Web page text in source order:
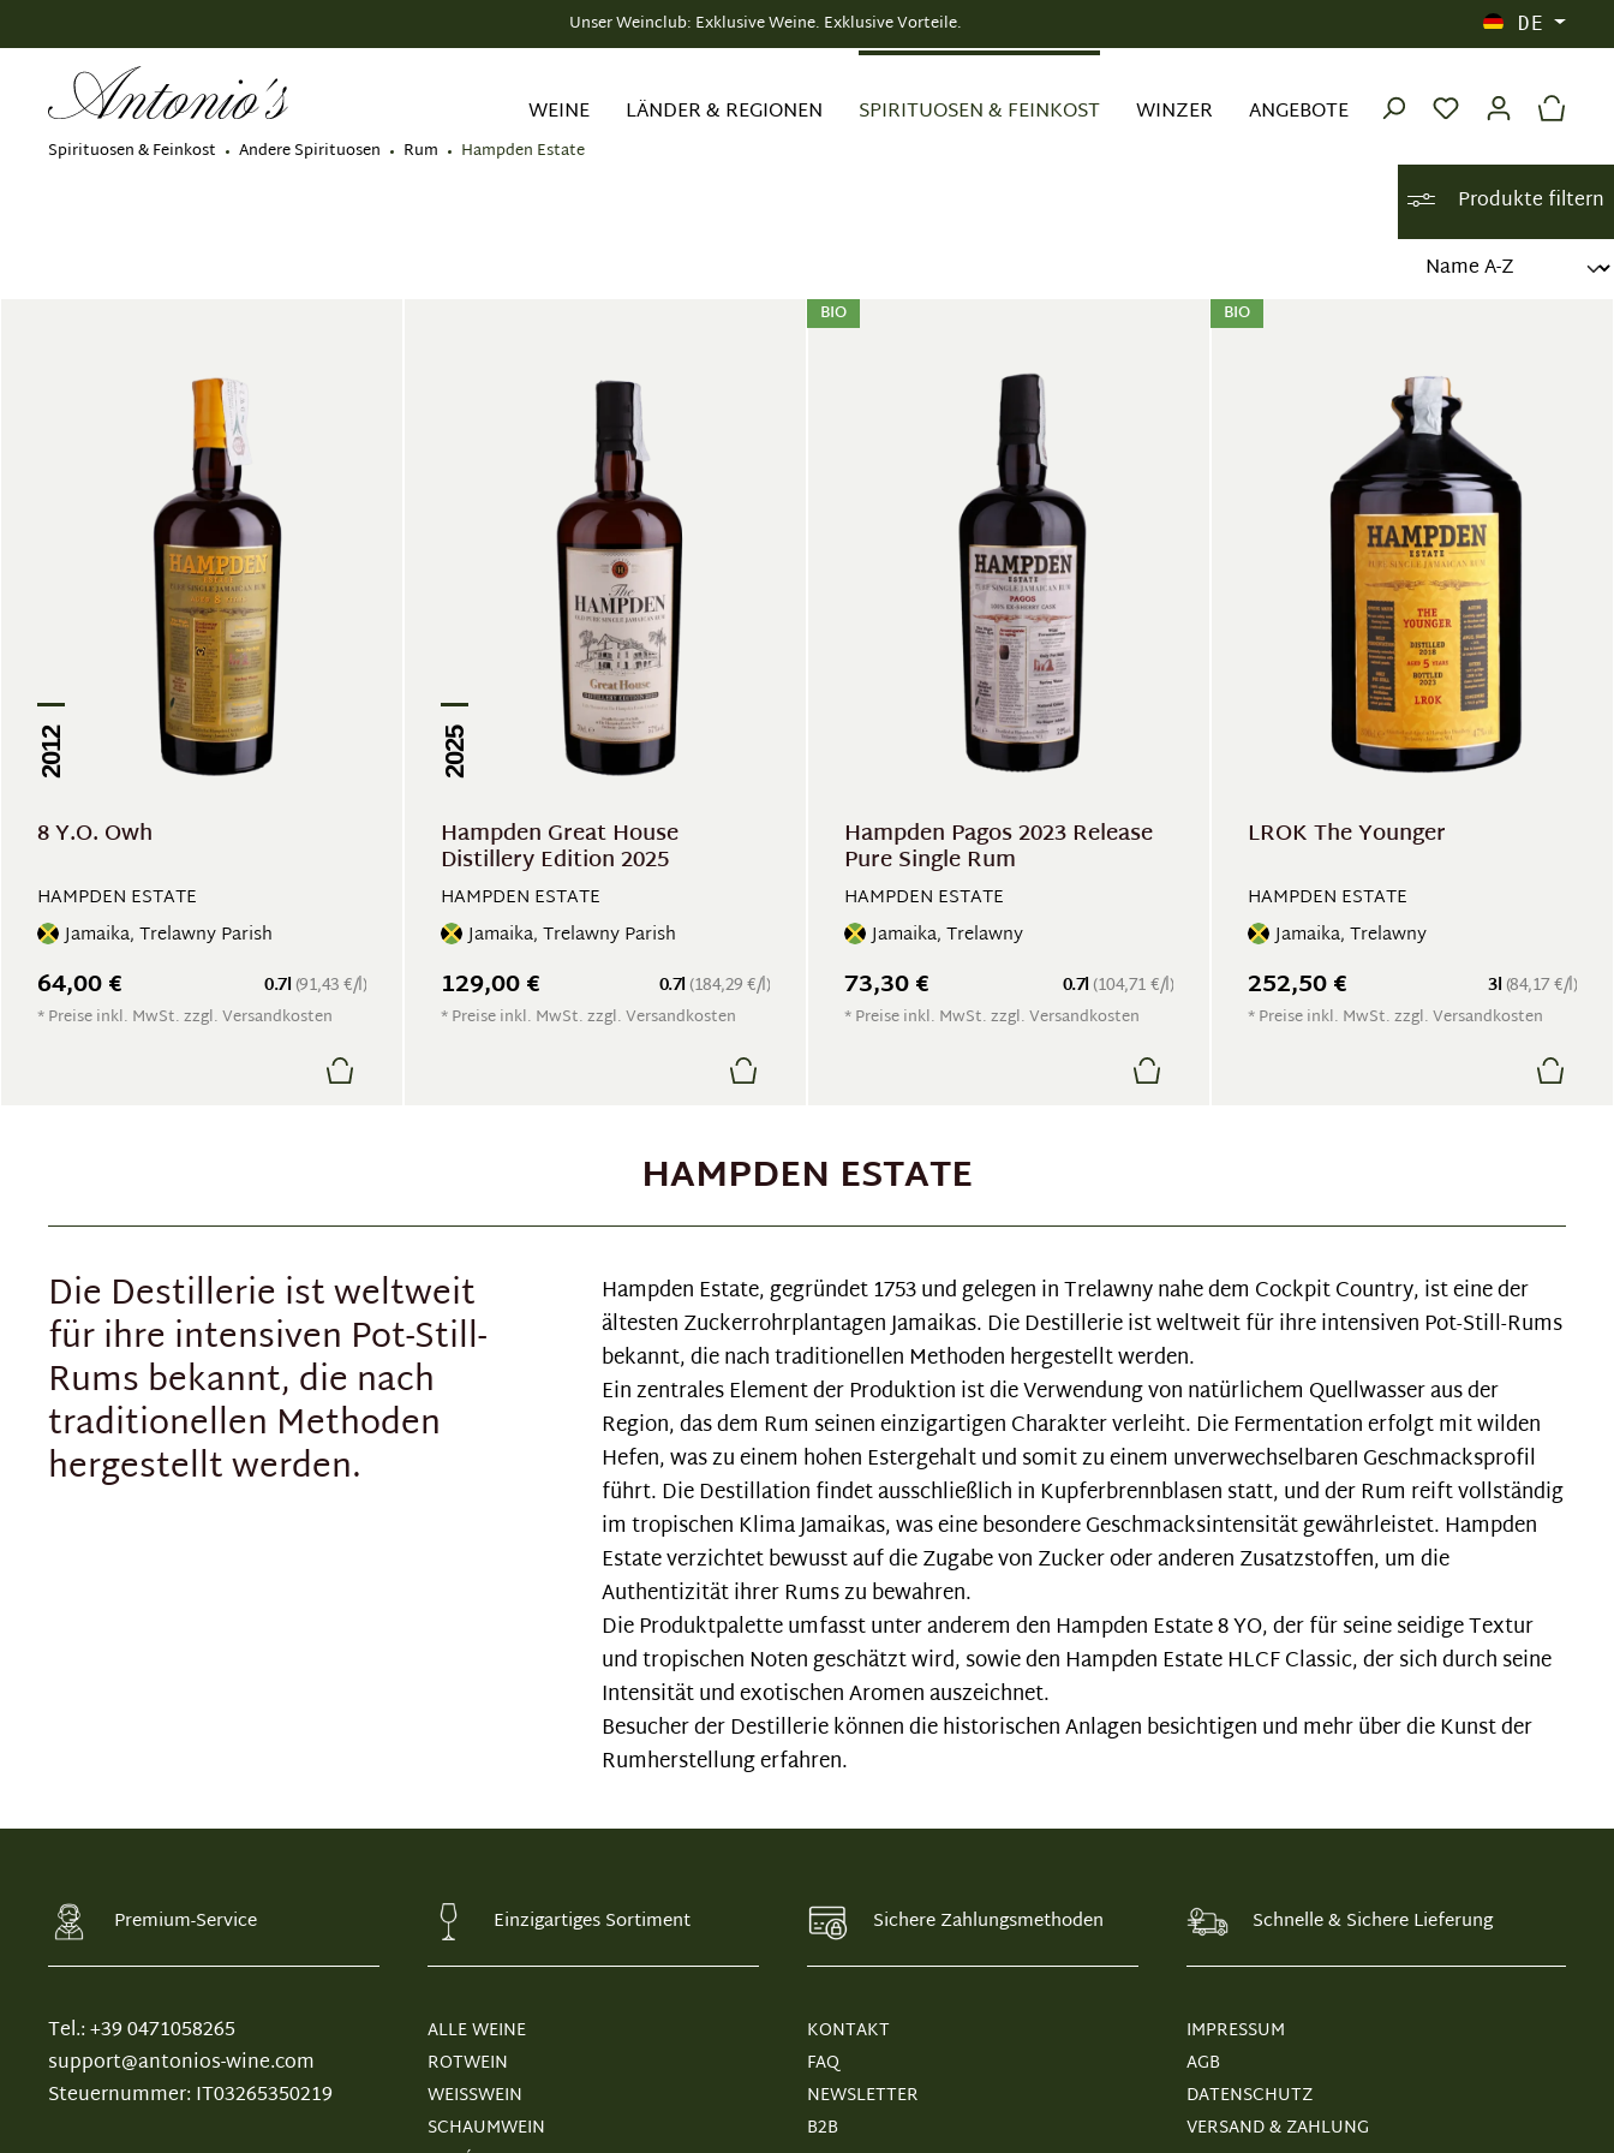
Unser Weinclub: Exklusive Weine. Exklusive Vorteile. DE
Spirituosen & Feinkost Andere Spirituosen Rum Hampden Estate
WEINE LÄNDER & REGIONEN SPIRITUOSEN & FEINKOST WINZER ANGEBOTE
Produkte filtern
2012
8 Y.O. Owh
HAMPDEN ESTATE
Jamaika, Trelawny Parish
0.7l (91,43 €/l)
64,00 €
* Preise inkl. MwSt. zzgl. Versandkosten
2025
Hampden Great House
Distillery Edition 2025
HAMPDEN ESTATE
Jamaika, Trelawny Parish
0.7l (184,29 €/l)
129,00 €
* Preise inkl. MwSt. zzgl. Versandkosten
BIO
Hampden Pagos 2023 Release
Pure Single Rum
HAMPDEN ESTATE
Jamaika, Trelawny
0.7l (104,71 €/l)
73,30 €
* Preise inkl. MwSt. zzgl. Versandkosten
BIO
LROK The Younger
HAMPDEN ESTATE
Jamaika, Trelawny
3l (84,17 €/l)
252,50 €
* Preise inkl. MwSt. zzgl. Versandkosten
HAMPDEN ESTATE
Die Destillerie ist weltweit
für ihre intensiven Pot-Still-
Rums bekannt, die nach
traditionellen Methoden
hergestellt werden.
Hampden Estate, gegründet 1753 und gelegen in Trelawny nahe dem Cockpit Country, ist eine der
ältesten Zuckerrohrplantagen Jamaikas. Die Destillerie ist weltweit für ihre intensiven Pot-Still-Rums
bekannt, die nach traditionellen Methoden hergestellt werden.
Ein zentrales Element der Produktion ist die Verwendung von natürlichem Quellwasser aus der
Region, das dem Rum seinen einzigartigen Charakter verleiht. Die Fermentation erfolgt mit wilden
Hefen, was zu einem hohen Estergehalt und somit zu einem unverwechselbaren Geschmacksprofil
führt. Die Destillation findet ausschließlich in Kupferbrennblasen statt, und der Rum reift vollständig
im tropischen Klima Jamaikas, was eine besondere Geschmacksintensität gewährleistet. Hampden
Estate verzichtet bewusst auf die Zugabe von Zucker oder anderen Zusatzstoffen, um die
Authentizität ihrer Rums zu bewahren.
Die Produktpalette umfasst unter anderem den Hampden Estate 8 YO, der für seine seidige Textur
und tropischen Noten geschätzt wird, sowie den Hampden Estate HLCF Classic, der sich durch seine
Intensität und exotischen Aromen auszeichnet.
Besucher der Destillerie können die historischen Anlagen besichtigen und mehr über die Kunst der
Rumherstellung erfahren.
Premium-Service Einzigartiges Sortiment Sichere Zahlungsmethoden Schnelle & Sichere Lieferung
Tel.: +39 0471058265
support@antonios-wine.com
Steuernummer: IT03265350219
ALLE WEINE
ROTWEIN
WEISSWEIN
SCHAUMWEIN
KONTAKT
FAQ
NEWSLETTER
B2B
IMPRESSUM
AGB
DATENSCHUTZ
VERSAND & ZAHLUNG